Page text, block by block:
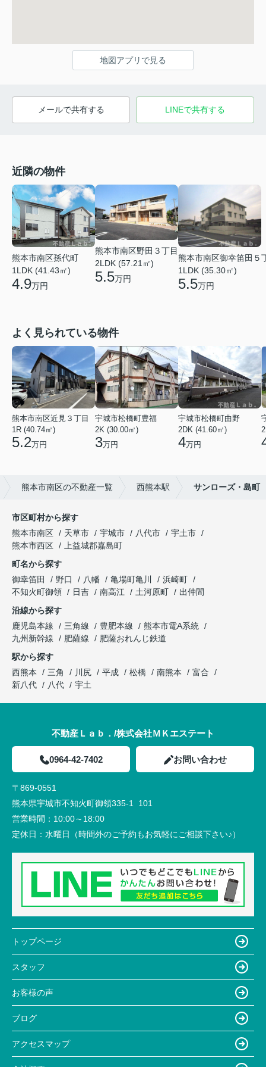
地図アプリで見る
メールで共有する LINEで共有する
近隣の物件
熊本市南区孫代町
1LDK (41.43㎡)
4.9万円
熊本市南区野田３丁目
2LDK (57.21㎡)
5.5万円
熊本市南区御幸笛田５
1LDK (35.30㎡)
5.5万円
よく見られている物件
熊本市南区近見３丁目
1R (40.74㎡)
5.2万円
宇城市松橋町豊福
2K (30.00㎡)
3万円
宇城市松橋町曲野
2DK (41.60㎡)
4万円
熊本市南区の不動産一覧 西熊本駅 サンローズ・島町
市区町村から探す
熊本市南区
天草市 宇城市 八代市
宇土市
熊本市西区
上益城郡嘉島町
町名から探す
御幸笛田
野口 八幡 亀場町亀川
浜崎町
不知火町御領
日吉 南高江 土河原町
出仲間
沿線から探す
鹿児島本線
三角線 豊肥本線
熊本市電A系統
九州新幹線
肥薩線
肥薩おれんじ鉄道
駅から探す
西熊本
三角 川尻 平成 松橋 南熊本
富合
新八代
八代 宇土
不動産Ｌａｂ．/株式会社ＭＫエステート
0964-42-7402 お問い合わせ
〒869-0551
熊本県宇城市不知火町御領335-1 101
営業時間： 10:00～18:00
定休日： 水曜日（時間外のご予約もお気軽にご相談下さい♪）
トップページ
スタッフ
お客様の声
ブログ
アクセスマップ